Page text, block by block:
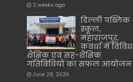
3 weeks ago
दिल्ली पब्लिक
स्कूल,
महाराजपुर,
कवर्धा में विविध
शैक्षिक एवं सह-शैक्षिक
गतिविधियों का सफल आयोजन
June 28, 2026